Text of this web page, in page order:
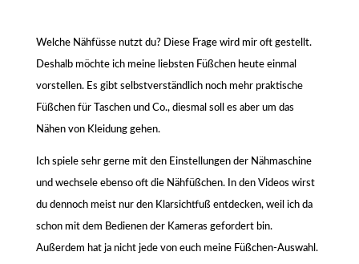
Welche Nähfüsse nutzt du? Diese Frage wird mir oft gestellt.
Deshalb möchte ich meine liebsten Füßchen heute einmal
vorstellen. Es gibt selbstverständlich noch mehr praktische
Füßchen für Taschen und Co., diesmal soll es aber um das
Nähen von Kleidung gehen.
Ich spiele sehr gerne mit den Einstellungen der Nähmaschine
und wechsele ebenso oft die Nähfüßchen. In den Videos wirst
du dennoch meist nur den Klarsichtfuß entdecken, weil ich da
schon mit dem Bedienen der Kameras gefordert bin.
Außerdem hat ja nicht jede von euch meine Füßchen-Auswahl.